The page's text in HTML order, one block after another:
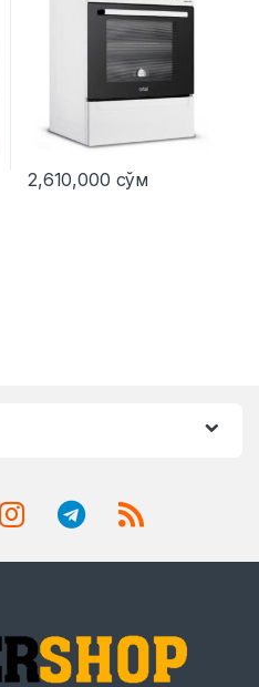
2,610,000 сўм